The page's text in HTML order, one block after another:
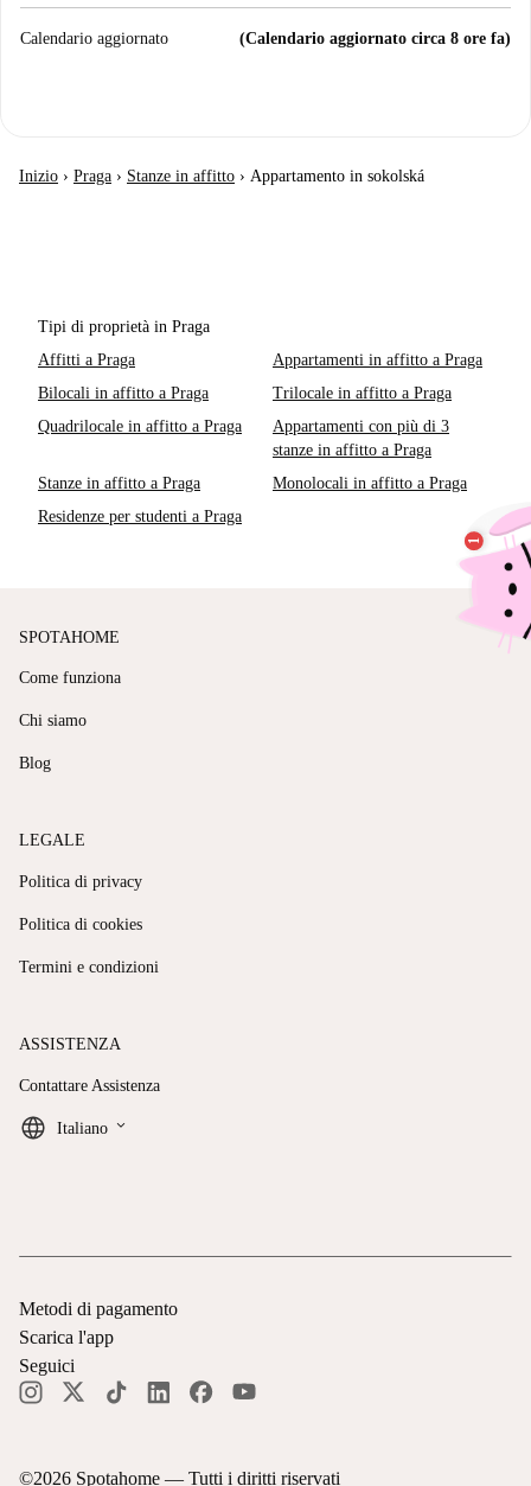
Calendario aggiornato (Calendario aggiornato circa 8 ore fa)
Inizio › Praga › Stanze in affitto › Appartamento in sokolská
Tipi di proprietà in Praga
Affitti a Praga
Appartamenti in affitto a Praga
Bilocali in affitto a Praga
Trilocale in affitto a Praga
Quadrilocale in affitto a Praga
Appartamenti con più di 3
stanze in affitto a Praga
Stanze in affitto a Praga
Monolocali in affitto a Praga
Residenze per studenti a Praga
SPOTAHOME
Come funziona
Chi siamo
Blog
LEGALE
Politica di privacy
Politica di cookies
Termini e condizioni
ASSISTENZA
Contattare Assistenza
Italiano keyboard_arrow_down
©2026 Spotahome — Tutti i diritti riservati
Metodi di pagamento
Scarica l'app
Seguici